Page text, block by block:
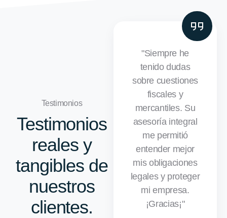
Testimonios
Testimonios
reales y
tangibles de
nuestros
clientes.
"Siempre he
tenido dudas
sobre cuestiones
fiscales y
mercantiles. Su
asesoría integral
me permitió
entender mejor
mis obligaciones
legales y proteger
mi empresa.
¡Gracias¡"